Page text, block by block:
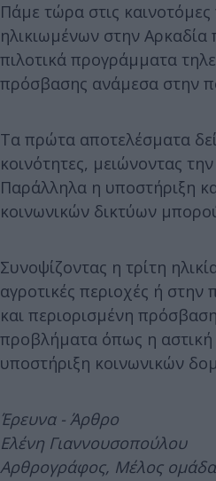
Πάμε τώρα στις
ηλικιωμένων στην
πιλοτικά προγράμματα
πρόσβασης ανάμεσα στην
Τα πρώτα αποτελέσματα
κοινότητες, μειώνοντας
Παράλληλα η υποστήριξη
κοινωνικών δικτύων
Συνοψίζοντας η τρίτη
αγροτικές περιοχές ή
και περιορισμένη
προβλήματα όπως η
υποστήριξη κοινωνικών
Έρευνα - Άρθρο
Ελένη Γιαννουσοπούλου
Αρθρογράφος, Μέλος